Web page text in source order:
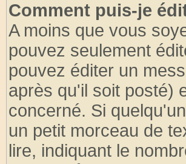
Comment puis-je
A moins que vous
pouvez seulement
pouvez éditer un
après qu'il soit posté)
concerné. Si
un petit morceau de
lire, indiquant le